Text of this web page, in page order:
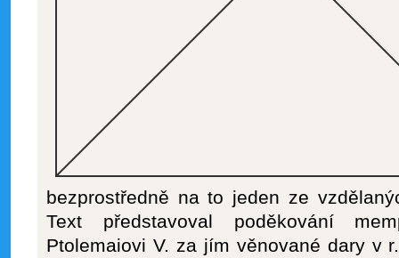
bezprostředně na to jeden ze
Text představoval poděkování
Ptolemaiovi V. za jím věnované dary v